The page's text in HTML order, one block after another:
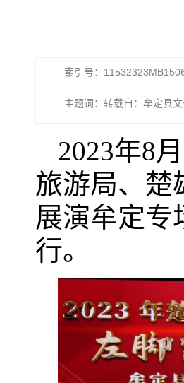
索引号：
主题词：转载自：牟定县
2023年8
旅游局、楚
展演牟定
行。